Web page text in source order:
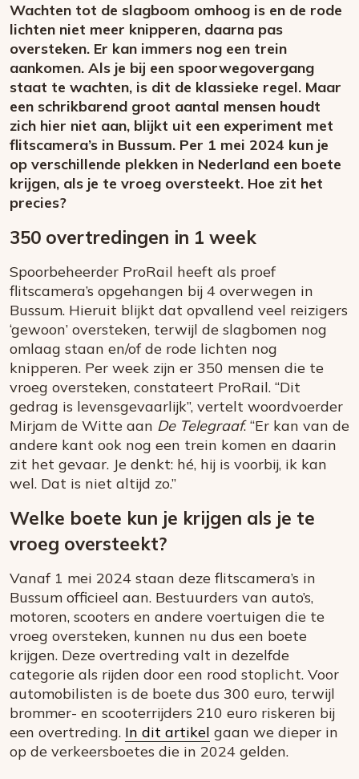
Wachten tot de slagboom omhoog is en de rode
lichten niet meer knipperen, daarna pas
oversteken. Er kan immers nog een trein
aankomen. Als je bij een spoorwegovergang
staat te wachten, is dit de klassieke regel. Maar
een schrikbarend groot aantal mensen houdt
zich hier niet aan, blijkt uit een experiment met
flitscamera’s in Bussum. Per 1 mei 2024 kun je
op verschillende plekken in Nederland een boete
krijgen, als je te vroeg oversteekt. Hoe zit het
precies?
350 overtredingen in 1 week
Spoorbeheerder ProRail heeft als proef
flitscamera’s opgehangen bij 4 overwegen in
Bussum. Hieruit blijkt dat opvallend veel reizigers
‘gewoon’ oversteken, terwijl de slagbomen nog
omlaag staan en/of de rode lichten nog
knipperen. Per week zijn er 350 mensen die te
vroeg oversteken, constateert ProRail. “Dit
gedrag is levensgevaarlijk”, vertelt woordvoerder
Mirjam de Witte aan De Telegraaf. “Er kan van de
andere kant ook nog een trein komen en daarin
zit het gevaar. Je denkt: hé, hij is voorbij, ik kan
wel. Dat is niet altijd zo.”
Welke boete kun je krijgen als je te
vroeg oversteekt?
Vanaf 1 mei 2024 staan deze flitscamera’s in
Bussum officieel aan. Bestuurders van auto’s,
motoren, scooters en andere voertuigen die te
vroeg oversteken, kunnen nu dus een boete
krijgen. Deze overtreding valt in dezelfde
categorie als rijden door een rood stoplicht. Voor
automobilisten is de boete dus 300 euro, terwijl
brommer- en scooterrijders 210 euro riskeren bij
een overtreding. In dit artikel gaan we dieper in
op de verkeersboetes die in 2024 gelden.